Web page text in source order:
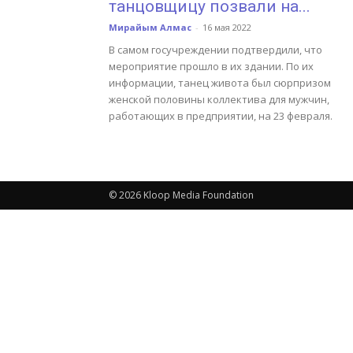
танцовщицу позвали на...
Мирайым Алмас - 16 мая 2022
В самом госучреждении подтвердили, что
мероприятие прошло в их здании. По их
информации, танец живота был сюрпризом
женской половины коллектива для мужчин,
работающих в предприятии, на 23 февраля.
© 2026 Kloop Media Foundation